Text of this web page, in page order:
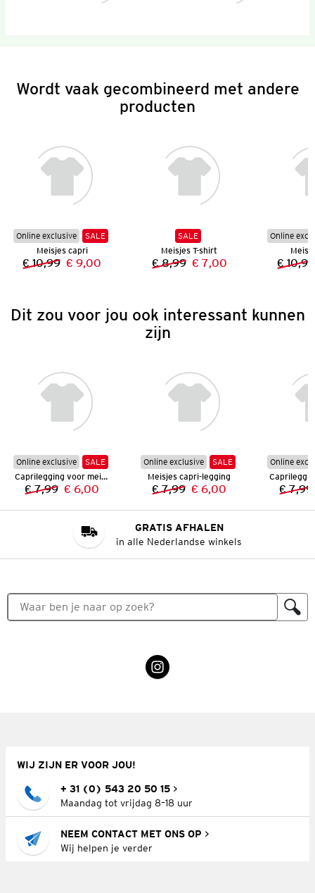
Wordt vaak gecombineerd met andere
producten
Online exclusive
SALE
Meisjes capri
Vorige prijs:
€ 10,99 Nieuwe prijs:
€ 9,00
SALE
Meisjes T-shirt
Vorige prijs:
€ 8,99 Nieuwe prijs:
€ 7,00
Online
€ 10,99
Dit zou voor jou ook interessant kunnen
zijn
Online exclusive
SALE
Caprilegging voor meisjes
Vorige prijs:
€ 7,99 Nieuwe prijs:
€ 6,00
Online exclusive
SALE
Meisjes capri-legging
Vorige prijs:
€ 7,99 Nieuwe prijs:
€ 6,00
Online
€ 7,99
GRATIS AFHALEN
in alle Nederlandse winkels
WIJ ZIJN ER VOOR JOU!
+ 31 (0) 543 20 50 15
Maandag tot vrijdag 8–18 uur
NEEM CONTACT MET ONS OP
Wij helpen je verder